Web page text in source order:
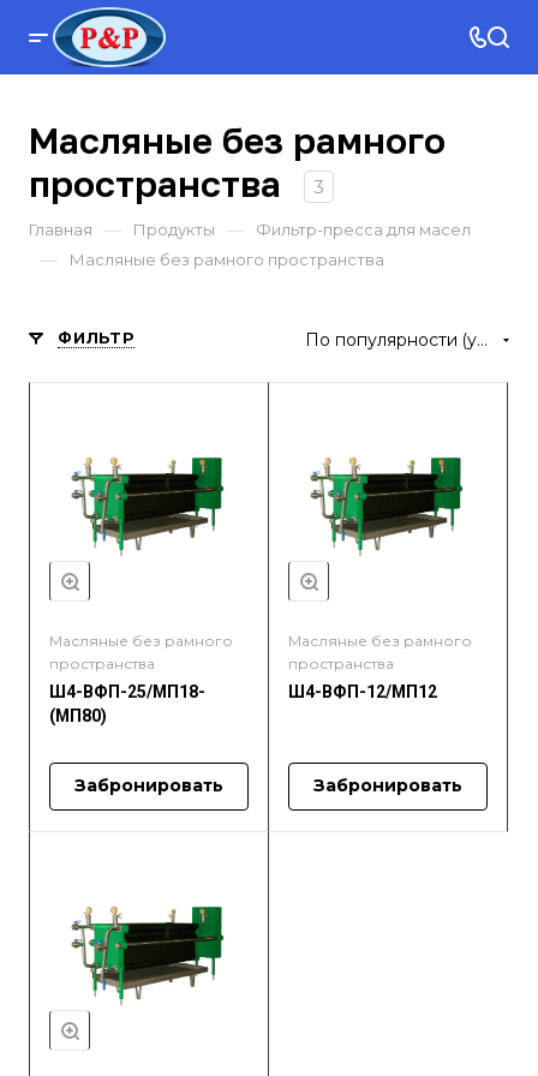
Масляные без рамного
пространства
3
Главная — Продукты — Фильтр-пресса для масел
— Масляные без рамного пространства
ФИЛЬТР По популярности (убывание)
Масляные без рамного
пространства
Ш4-ВФП-25/МП18-
(МП80)
Забронировать
Масляные без рамного
пространства
Ш4-ВФП-12/МП12
Забронировать